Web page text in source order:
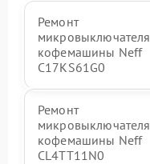
Ремонт
микровыключателя
кофемашины Neff
C17KS61G0
Ремонт
микровыключателя
кофемашины Neff
CL4TT11N0